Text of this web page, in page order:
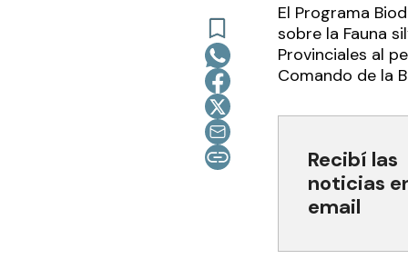
El Programa
sobre la Fauna
Provinciales al
Comando de la
Recibí las
noticias
email